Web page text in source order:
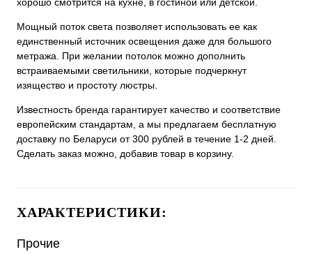
Мощный поток света позволяет использовать ее как
единственный источник освещения даже для большого
метража. При желании потолок можно дополнить
встраиваемыми светильники, которые подчеркнут
изящество и простоту люстры.
Известность бренда гарантирует качество и соответствие
европейским стандартам, а мы предлагаем бесплатную
доставку по Беларуси от 300 рублей в течение 1-2 дней.
Сделать заказ можно, добавив товар в корзину.
ХАРАКТЕРИСТИКИ:
Прочие